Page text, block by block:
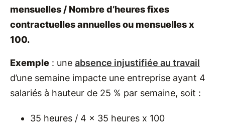
mensuelles / Nombre d’heures fixes
contractuelles annuelles ou mensuelles x
100.
Exemple : une absence injustifiée au travail
d’une semaine impacte une entreprise ayant 4
salariés à hauteur de 25 % par semaine, soit :
35 heures / 4 x 35 heures x 100